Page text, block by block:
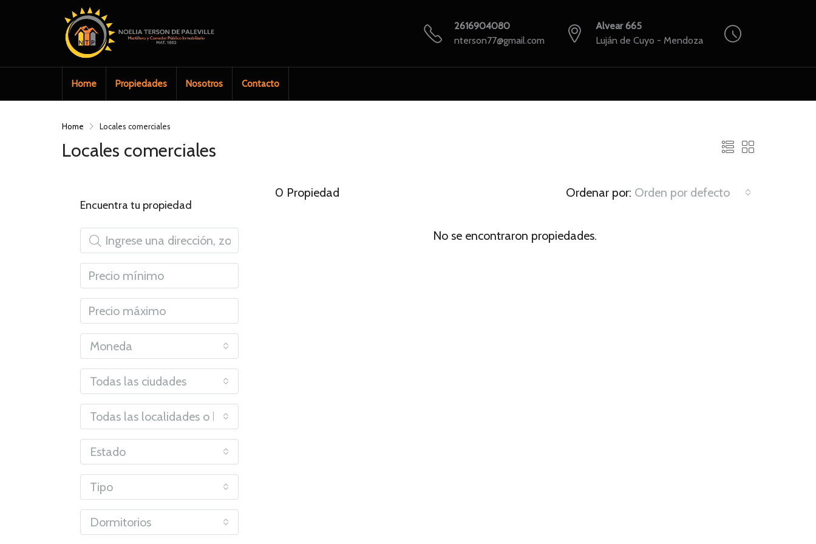
2616904080
nterson77@gmail.com
Alvear 665
Luján de Cuyo - Mendoza
Home Propiedades Nosotros Contacto
Home Locales comerciales
Locales comerciales
0 Propiedad Ordenar por: Orden por defecto
No se encontraron propiedades.
Encuentra tu propiedad
Moneda
Todas las ciudades
Todas las localidades o barrios
Estado
Tipo
Dormitorios